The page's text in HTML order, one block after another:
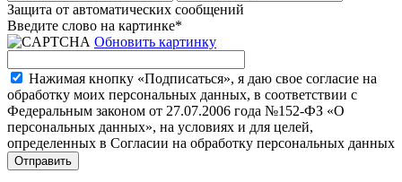
Защита от автоматических сообщений
Введите слово на картинке*
Обновить картинку
Нажимая кнопку «Подписаться», я даю свое согласие на
обработку моих персональных данных, в соответствии с
Федеральным законом от 27.07.2006 года №152-ФЗ «О
персональных данных», на условиях и для целей,
определенных в Согласии на обработку персональных данных